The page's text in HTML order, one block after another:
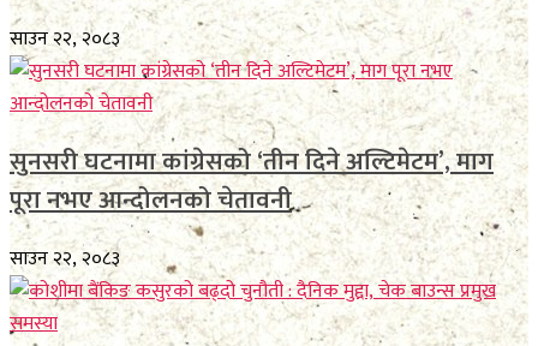
साउन २२, २०८३
सुनसरी घटनामा कांग्रेसको ‘तीन दिने अल्टिमेटम’, माग
पूरा नभए आन्दोलनको चेतावनी
साउन २२, २०८३